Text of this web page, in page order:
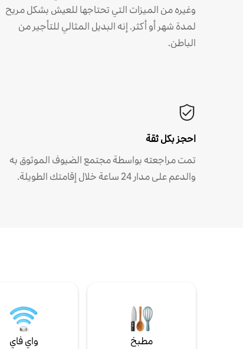
وغيره من الميزات التي تحتاجها للعيش بشكل مريح
لمدة شهر أو أكثر. إنه البديل المثالي للتأجير من
الباطن.
احجز بكل ثقة
تمت مراجعته بواسطة مجتمع الضيوف الموثوق به
والدعم على مدار 24 ساعة خلال إقامتك الطويلة.
مطبخ واي فاي